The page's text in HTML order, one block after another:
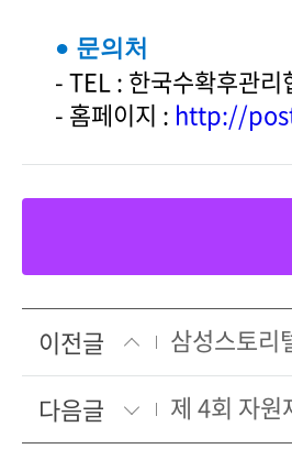
● 문의처
- TEL : 한국수확후관
- 홈페이지 : http://
이전글
삼성스토리
다음글
제 4회 자원